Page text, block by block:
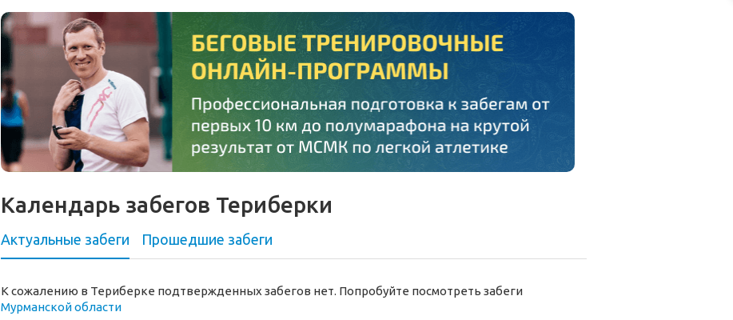
Календарь забегов Териберки
Актуальные забеги Прошедшие забеги
К сожалению в Териберке подтвержденных забегов нет. Попробуйте посмотреть забеги
Мурманской области